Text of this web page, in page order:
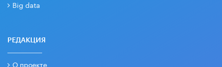
Big data
РЕДАКЦИЯ
О проекте